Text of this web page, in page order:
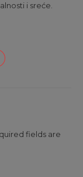
i sreće.
fields are